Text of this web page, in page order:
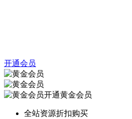
开通会员
开通黄金会员
全站资源折扣购买